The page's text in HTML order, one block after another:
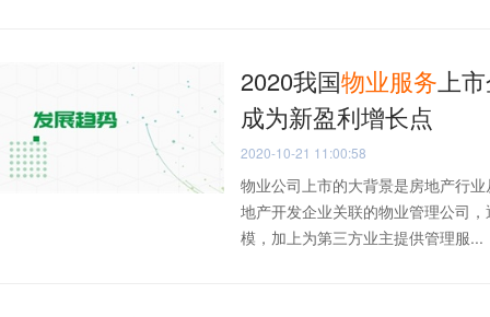
2020我国物业服务 上
成为新盈利增长点
2020-10-21 11:00:58
物业公司上市的大背景是房地产行
地产开发企业关联的物业管理公司
模，加上为第三方业主提供管理服...